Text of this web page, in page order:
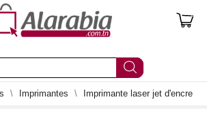
0
Imprimantes Imprimante laser jet d'encre